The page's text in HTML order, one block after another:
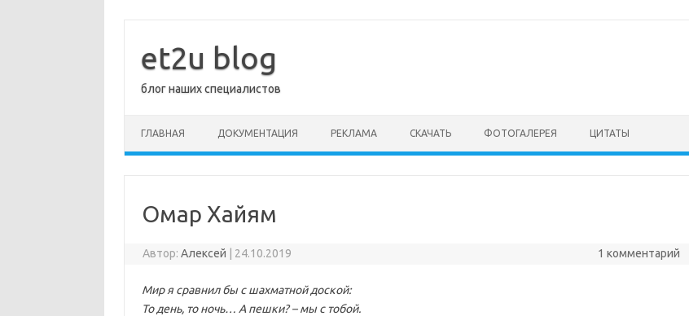
содержимому
et2u blog
блог наших специалистов
ГЛАВНАЯ ДОКУМЕНТАЦИЯ РЕКЛАМА СКАЧАТЬ ФОТОГАЛЕРЕЯ ЦИТАТЫ
Омар Хайям
Автор:Алексей 24.10.2019 1 комментарий
Мир я сравнил бы с шахматной доской:
То день, то ночь… А пешки? – мы с тобой.